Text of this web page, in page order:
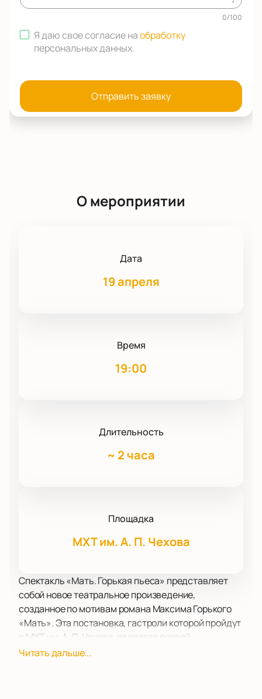
0/100
Я даю свое согласие наобработку
персональных данных.
Отправить заявку
О мероприятии
Дата
19 апреля
Время
19:00
Длительность
~ 2 часа
Площадка
МХТ им. А. П. Чехова
Спектакль «Мать. Горькая пьеса» представляет
собой новое театральное произведение,
созданное по мотивам романа Максима Горького
«Мать». Эта постановка, гастроли которой пройдут
в МХТ им. А. П. Чехова, является первой
режиссёрской работой Константина Богомолова в
Читать дальше...